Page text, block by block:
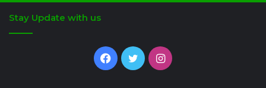
Stay Update with us
Facebook
TwitterInstagram